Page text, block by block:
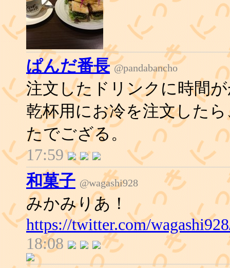
ぱんだ番長 @pandabancho
注文したドリンクに時間
乾杯用にお冷を注文した
たでござる。
17:59
和菓子 @wagashi928
みかみりあ！
https://twitter.com/
18:08